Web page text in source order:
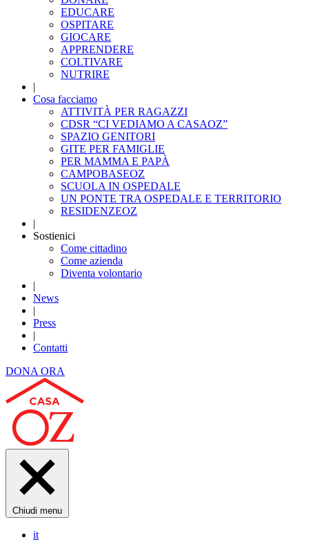
EDUCARE
OSPITARE
GIOCARE
APPRENDERE
COLTIVARE
NUTRIRE
|
Cosa facciamo
ATTIVITÀ PER RAGAZZI
CDSR “CI VEDIAMO A CASAOZ”
SPAZIO GENITORI
GITE PER FAMIGLIE
PER MAMMA E PAPÀ
CAMPOBASEOZ
SCUOLA IN OSPEDALE
UN PONTE TRA OSPEDALE E TERRITORIO
RESIDENZEOZ
|
Sostienici
Come cittadino
Come azienda
Diventa volontario
|
News
|
Press
|
Contatti
DONA ORA
Chiudi menu
it